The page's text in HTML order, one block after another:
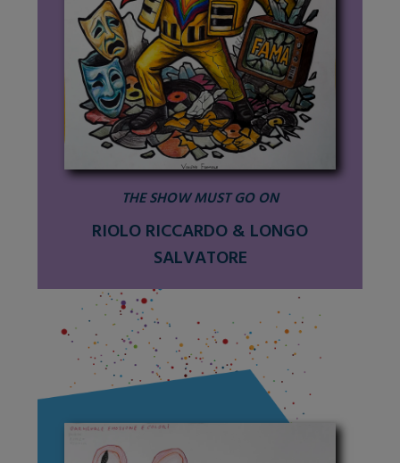
THE SHOW MUST GO ON
RIOLO RICCARDO & LONGO
SALVATORE